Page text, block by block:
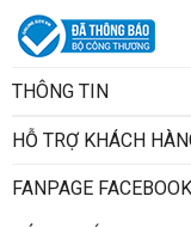
THÔNG TIN
HỖ TRỢ KHÁCH
FANPAGE FACEBOOK